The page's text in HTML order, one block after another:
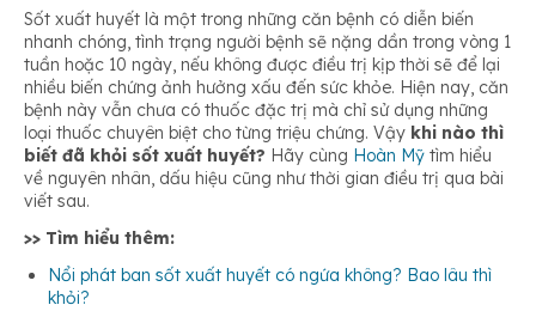
Nốt xuất huyết mờ dần
Sốt xuất huyết là một trong những căn bệnh có diễn biến
nhanh chóng, tình trạng người bệnh sẽ nặng dần trong vòng 1
tuần hoặc 10 ngày, nếu không được điều trị kịp thời sẽ để lại
nhiều biến chứng ảnh hưởng xấu đến sức khỏe. Hiện nay, căn
bệnh này vẫn chưa có thuốc đặc trị mà chỉ sử dụng những
loại thuốc chuyên biệt cho từng triệu chứng. Vậy khi nào thì
biết đã khỏi sốt xuất huyết? Hãy cùng Hoàn Mỹ tìm hiểu
về nguyên nhân, dấu hiệu cũng như thời gian điều trị qua bài
viết sau.
>> Tìm hiểu thêm:
Nổi phát ban sốt xuất huyết có ngứa không? Bao lâu thì
khỏi?